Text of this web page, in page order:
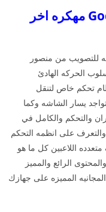
اهميه تحميل لعبه Gods of Boom مهكره اخر
للتصويب من منصور
الحركه الهادئ
تحكم خاص لتنقل
يسار الشاشه وكما
والتحكم والكامل في
والتعرف على انظمه التحكم
اللاعبين كل ما هو
الرائع والمميز
المميزه على جهازك